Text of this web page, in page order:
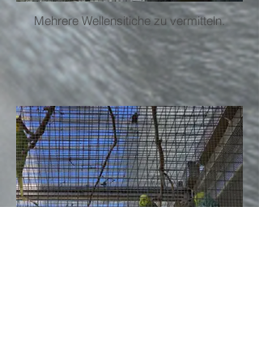
Mehrere Wellensitiche zu vermitteln.